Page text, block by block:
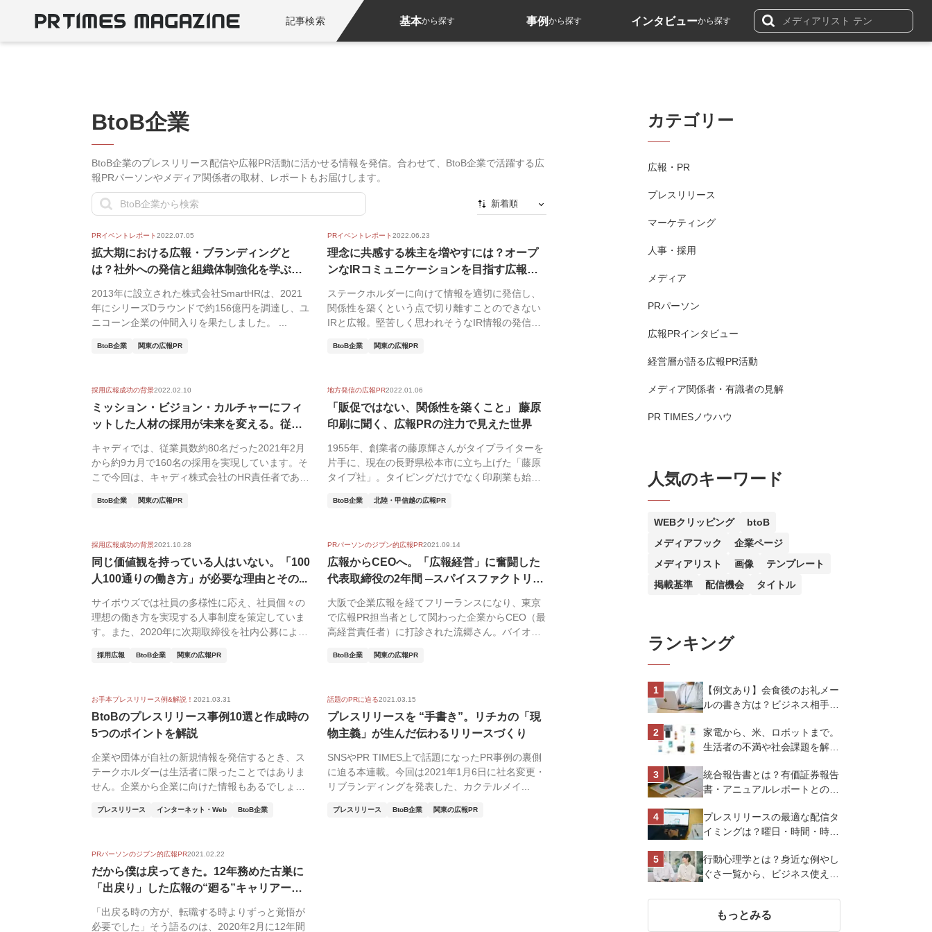
記事検索 基本から探す 事例から探す インタビューから探す
BtoB企業
BtoB企業のプレスリリース配信や広報PR活動に活かせる情報を発信。合わせて、BtoB企業で活躍する広
報PRパーソンやメディア関係者の取材、レポートもお届けします。
新着順
最初から
人気順
PRイベントレポート2022.07.05
拡大期における広報・ブランディングと
は？社外への発信と組織体制強化を学ぶ｜
2013年に設立された株式会社SmartHRは、2021
年にシリーズDラウンドで約156億円を調達し、ユ
ニコーン企業の仲間入りを果たしました。 ...
BtoB企業 関東の広報PR
PRイベントレポート2022.06.23
理念に共感する株主を増やすには？オープ
ンなIRコミュニケーションを目指す広報施
ステークホルダーに向けて情報を適切に発信し、
関係性を築くという点で切り離すことのできない
IRと広報。堅苦しく思われそうなIR情報の発信
BtoB企業 関東の広報PR
採用広報成功の背景2022.02.10
ミッション・ビジョン・カルチャーにフィ
ットした人材の採用が未来を変える。従業
キャディでは、従業員数約80名だった2021年2月
から約9カ月で160名の採用を実現しています。そ
こで今回は、キャディ株式会社のHR責任者であ
BtoB企業 関東の広報PR
地方発信の広報PR2022.01.06
「販促ではない、関係性を築くこと」 藤原
印刷に聞く、広報PRの注力で見えた世界
1955年、創業者の藤原輝さんがタイプライターを
片手に、現在の長野県松本市に立ち上げた「藤原
タイプ社」。タイピングだけでなく印刷業も始め
BtoB企業 北陸・甲信越の広報PR
採用広報成功の背景2021.10.28
同じ価値観を持っている人はいない。「100
人100通りの働き方」が必要な理由とその...
サイボウズでは社員の多様性に応え、社員個々の
理想の働き方を実現する人事制度を策定していま
す。また、2020年に次期取締役を社内公募によっ
採用広報 BtoB企業 関東の広報PR
PRパーソンのジブン的広報PR2021.09.14
広報からCEOへ。「広報経営」に奮闘した
代表取締役の2年間 ─スパイスファクトリ
ー...
大阪で企業広報を経てフリーランスになり、東京
で広報PR担当者として関わった企業からCEO（最
高経営責任者）に打診された流郷さん。バイオ系
BtoB企業 関東の広報PR
お手本プレスリリース例&解説！ 2021.03.31
BtoBのプレスリリース事例10選と作成時の
5つのポイントを解説
企業や団体が自社の新規情報を発信するとき、ス
テークホルダーは生活者に限ったことではありま
せん。企業から企業に向けた情報もあるでしょ
プレスリリース インターネット・Web BtoB企業
話題のPRに迫る2021.03.15
プレスリリースを “手書き”。リチカの「現
物主義」が生んだ伝わるリリースづくり
SNSやPR TIMES上で話題になったPR事例の裏側
に迫る本連載。今回は2021年1月6日に社名変更・
リブランディングを発表した、カクテルメイ...
プレスリリース BtoB企業 関東の広報PR
PRパーソンのジブン的広報PR2021.02.22
だから僕は戻ってきた。12年務めた古巣に
「出戻り」した広報の“廻る”キャリアージ
オ...
「出戻る時の方が、転職する時よりずっと覚悟が
必要でした」そう語るのは、2020年2月に12年間
カテゴリー
広報・PR
プレスリリース
マーケティング
人事・採用
メディア
PRパーソン
広報PRインタビュー
経営層が語る広報PR活動
メディア関係者・有識者の見解
PR TIMESノウハウ
人気のキーワード
WEBクリッピング
btoB
メディアフック
企業ページ
メディアリスト
画像
テンプレート
掲載基準
配信機会 タイトル
ランキング
【例文あり】会食後のお礼メー
ルの書き方は？ビジネス相手に
トを解説
家電から、米、ロボットまで。
生活者の不満や社会課題を解決
スオーヤマ株式会社
統合報告書とは？有価証券報告
書・アニュアルレポートとの違
プレスリリースの最適な配信タ
イミングは？曜日・時間・時期
化させよう
行動心理学とは？身近な例やし
ぐさ一覧から、ビジネス使える
もっとみる